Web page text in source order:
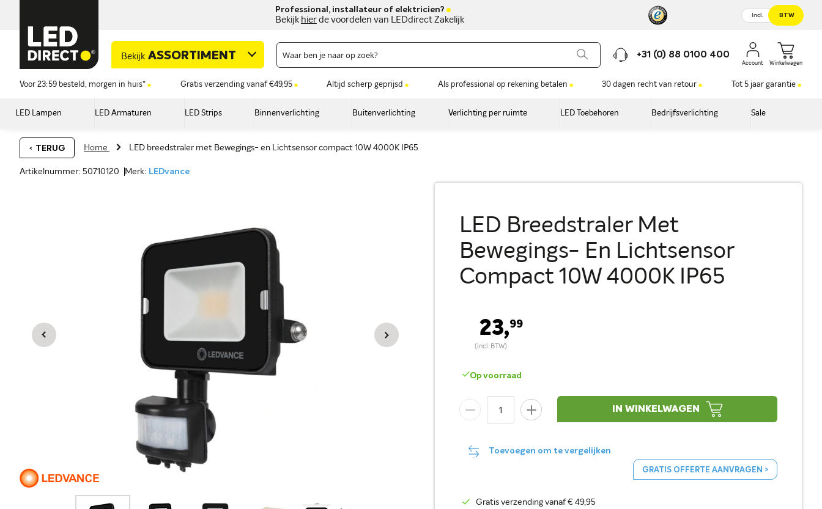
Professional, installateur of elektricien?
Bekijk hier de voordelen van LEDdirect Zakelijk Incl. BTW
Bekijk ASSORTIMENT +31 (0) 88 0100 400
Winkelwagen
Voor 23:59 besteld, morgen in huis* Gratis verzending vanaf €49,95 Altijd scherp geprijsd Als professional op rekening betalen 30 dagen recht van retour Tot 5 jaar garantie
LED Lampen LED Armaturen LED Strips Binnenverlichting Buitenverlichting Verlichting per ruimte LED Toebehoren Bedrijfsverlichting Sale
TERUG Home LED breedstraler met Bewegings- en Lichtsensor compact 10W 4000K IP65
Artikelnummer: 50710120 Merk: LEDvance
LED Breedstraler Met
Bewegings- En Lichtsensor
Compact 10W 4000K IP65
23,99
Op voorraad
IN WINKELWAGEN
Toevoegen om te vergelijken
GRATIS OFFERTE AANVRAGEN >
Gratis verzending vanaf € 49,95